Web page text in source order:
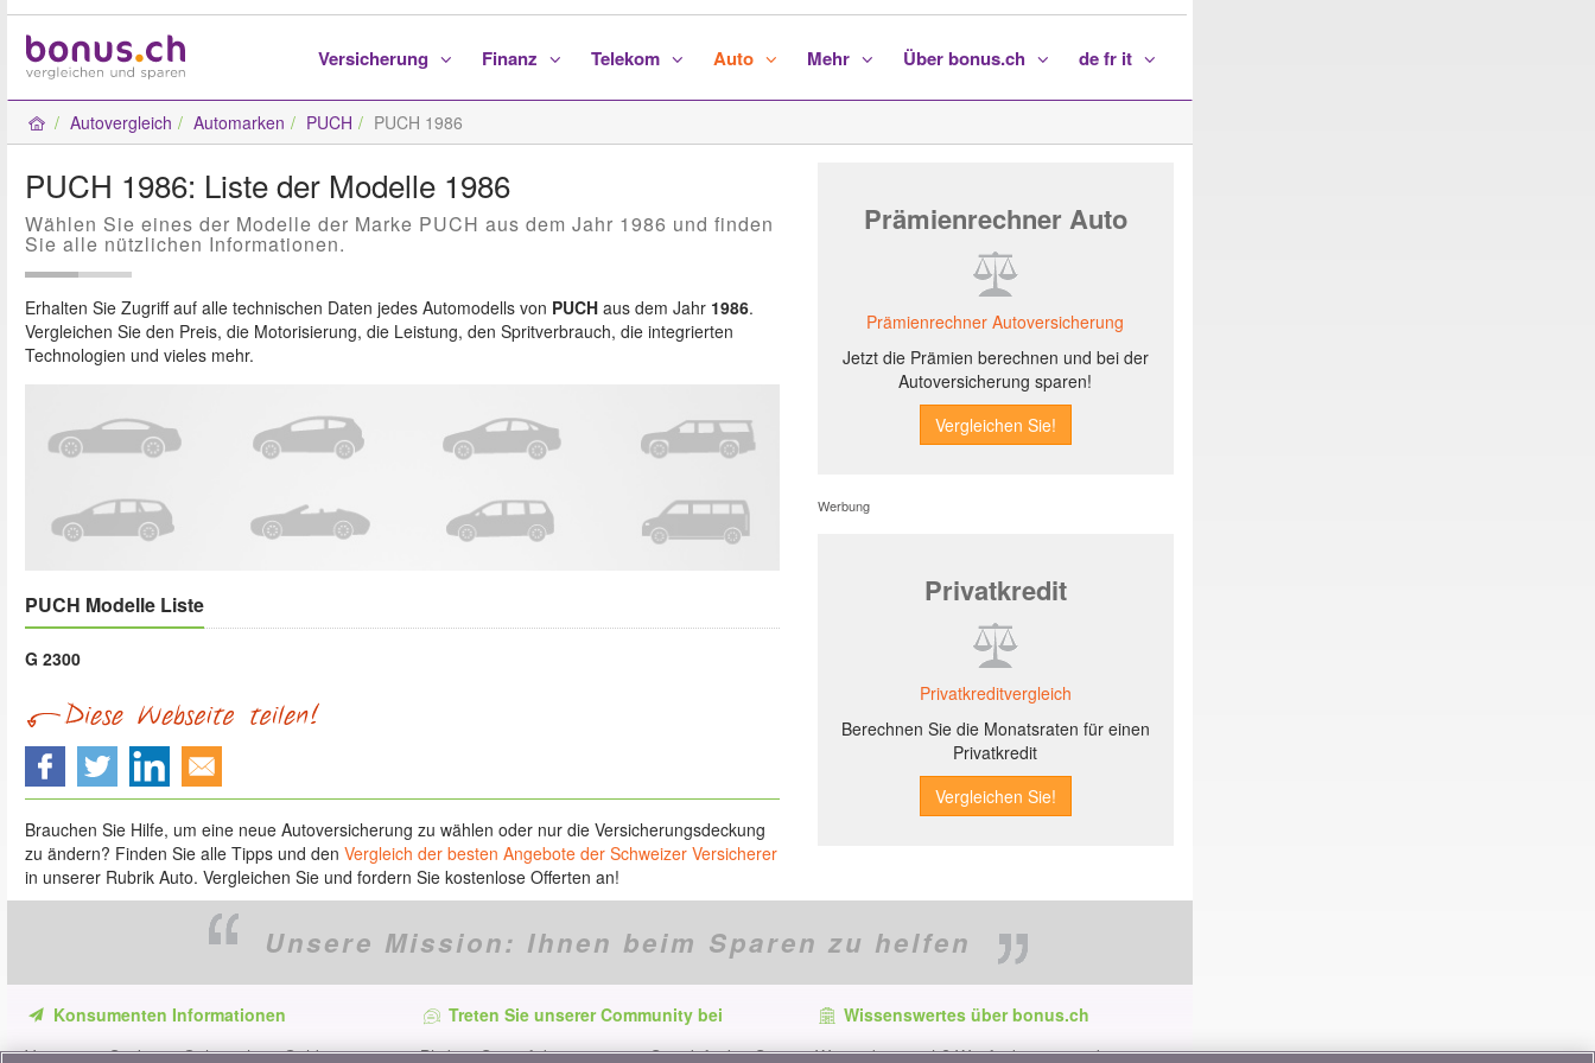
Versicherung Finanz Telekom Auto Mehr Über bonus.ch de fr it
Autovergleich Automarken PUCH PUCH 1986
PUCH 1986: Liste der Modelle 1986
Wählen Sie eines der Modelle der Marke PUCH aus dem Jahr 1986 und finden
Sie alle nützlichen Informationen.
Erhalten Sie Zugriff auf alle technischen Daten jedes Automodells von PUCH aus dem Jahr 1986.
Vergleichen Sie den Preis, die Motorisierung, die Leistung, den Spritverbrauch, die integrierten
Technologien und vieles mehr.
PUCH Modelle Liste
G 2300
Brauchen Sie Hilfe, um eine neue Autoversicherung zu wählen oder nur die Versicherungsdeckung
zu ändern? Finden Sie alle Tipps und den Vergleich der besten Angebote der Schweizer Versicherer
in unserer Rubrik Auto. Vergleichen Sie und fordern Sie kostenlose Offerten an!
Prämienrechner Auto
Prämienrechner Autoversicherung
Jetzt die Prämien berechnen und bei der
Autoversicherung sparen!
Werbung
Privatkredit
Privatkreditvergleich
Berechnen Sie die Monatsraten für einen
Privatkredit
Unsere Mission: Ihnen beim Sparen zu helfen
Konsumenten Informationen
Verpassen Sie keine Gelegenheit, Geld zu
Treten Sie unserer Community bei
Bleiben Sie auf dem neuesten Stand, finden Sie
Wissenswertes über bonus.ch
Wer ist bonus.ch? Wie funktionieren die